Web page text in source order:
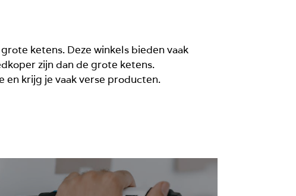
ketens. Deze winkels bieden vaak
zijn dan de grote ketens.
en krijg je vaak verse producten.